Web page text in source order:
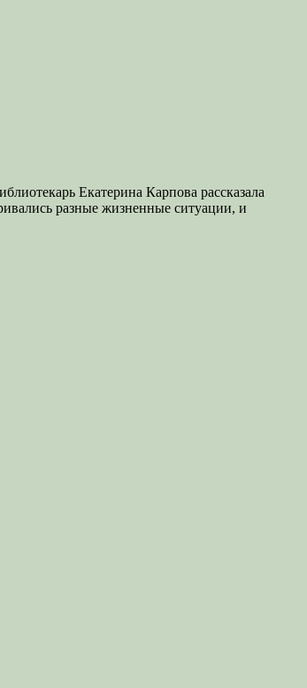
Екатерина Карпова рассказала
разные жизненные ситуации, и